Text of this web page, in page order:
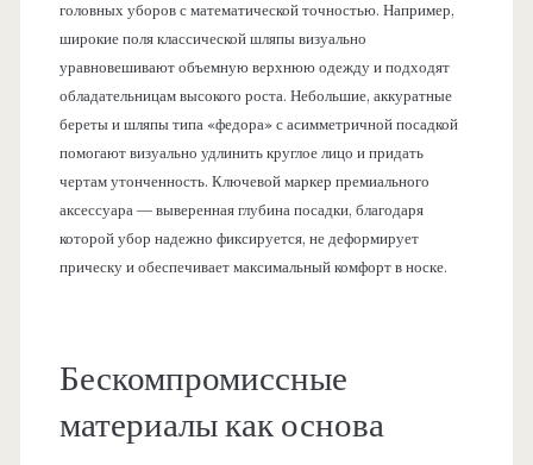
головных уборов с математической точностью. Например,
широкие поля классической шляпы визуально
уравновешивают объемную верхнюю одежду и подходят
обладательницам высокого роста. Небольшие, аккуратные
береты и шляпы типа «федора» с асимметричной посадкой
помогают визуально удлинить круглое лицо и придать
чертам утонченность. Ключевой маркер премиального
аксессуара — выверенная глубина посадки, благодаря
которой убор надежно фиксируется, не деформирует
прическу и обеспечивает максимальный комфорт в носке.
Бескомпромиссные
материалы как основа